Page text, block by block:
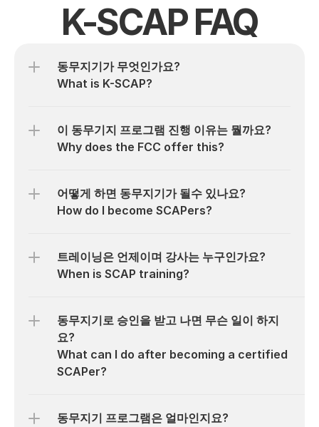
K-SCAP FAQ
동무지기가 무엇인가요?
What is K-SCAP?
이 동무기지 프로그램 진행 이유는 뭘까요?
Why does the FCC offer this?
어떻게 하면 동무지기가 될수 있나요?
How do I become SCAPers?
트레이닝은 언제이며 강사는 누구인가요?
When is SCAP training?
동무지기로 승인을 받고 나면 무슨 일이 하지
요?
What can I do after becoming a certified
SCAPer?
동무지기 프로그램은 얼마인지요?